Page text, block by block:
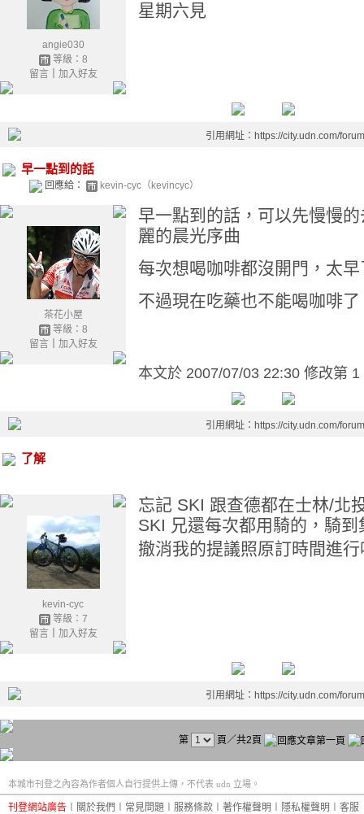
angie030
等級：8
留言｜ 加入好友
星期六見
引用網址：https://city.udn.com/
早一點到的話
回應給： kevin-cyc（kevincyc）
茶花小屋
等級：8
留言｜ 加入好友
早一點到的話，可以先慢慢
麗的晨光序曲
每次想喝咖啡都沒開門，太早
不過現在吃藥也不能喝咖啡了
本文於 2007/07/03 22:30 修改第 1
引用網址：https://city.udn.com/
了解
kevin-cyc
等級：7
留言｜ 加入好友
忘記 SKI 跟查德都在士林/北
SKI 兄還每次都用騎的，騎
撤消我的提議照原訂時間進行
引用網址：https://city.udn.com/
第 頁／共2頁
本城市刊登之內容為作者個人自行提供上傳，不代表 udn 立場。
刊登網站廣告 關於我們 常見問題 服務條款 著作權聲明 隱私權聲明 客服